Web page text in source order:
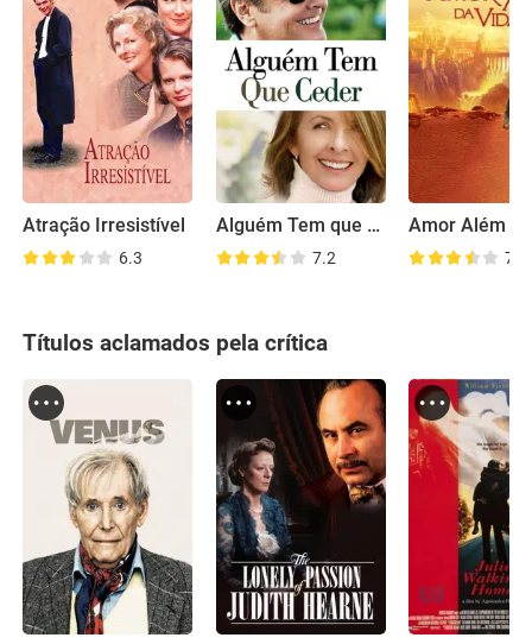
Atração Irresistível
6.3
Alguém Tem que Ceder
7.2
Amor Além
7.3
Títulos aclamados pela crítica